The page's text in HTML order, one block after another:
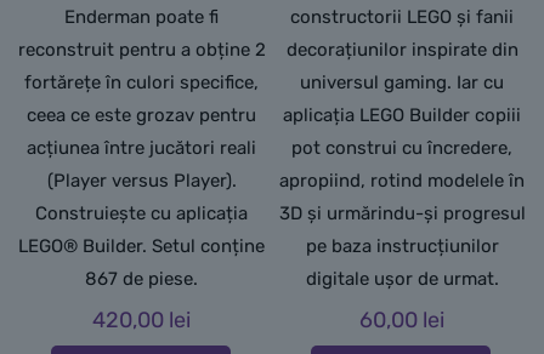
Enderman poate fi
reconstruit pentru a obține 2
fortărețe în culori specifice,
ceea ce este grozav pentru
acțiunea între jucători reali
(Player versus Player).
Construiește cu aplicația
LEGO® Builder. Setul conține
867 de piese.
420,00 lei
constructorii LEGO și fanii
decorațiunilor inspirate din
universul gaming. Iar cu
aplicația LEGO Builder copiii
pot construi cu încredere,
apropiind, rotind modelele în
3D și urmărindu-și progresul
pe baza instrucțiunilor
digitale ușor de urmat.
60,00 lei